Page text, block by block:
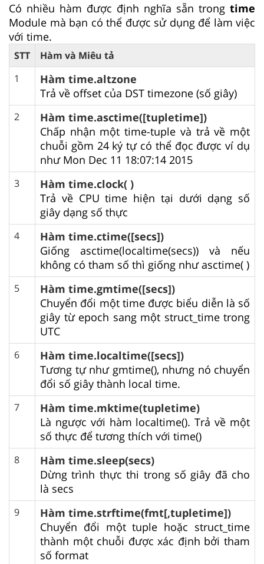
Có nhiều hàm được định nghĩa sẵn trong time
Module mà bạn có thể được sử dụng để làm việc
với time.
STT
Hàm và Miêu tả
1
Hàm time.altzone
Trả về offset của DST timezone (số giây)
2
Hàm time.asctime([tupletime])
Chấp nhận một time-tuple và trả về một
chuỗi gồm 24 ký tự có thể đọc được ví dụ
như Mon Dec 11 18:07:14 2015
3
Hàm time.clock( )
Trả về CPU time hiện tại dưới dạng số
giây dạng số thực
4
Hàm time.ctime([secs])
Giống asctime(localtime(secs)) và nếu
không có tham số thì giống như asctime( )
5
Hàm time.gmtime([secs])
Chuyển đổi một time được biểu diễn là số
giây từ epoch sang một struct_time trong
UTC
6
Hàm time.localtime([secs])
Tương tự như gmtime(), nhưng nó chuyển
đổi số giây thành local time.
7
Hàm time.mktime(tupletime)
Là ngược với hàm localtime(). Trả về một
số thực để tương thích với time()
8
Hàm time.sleep(secs)
Dừng trình thực thi trong số giây đã cho
là secs
9
Hàm time.strftime(fmt[,tupletime])
Chuyển đổi một tuple hoặc struct_time
thành một chuỗi được xác định bởi tham
số format